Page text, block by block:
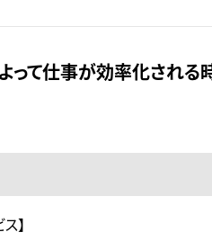
って仕事が効率化され
】